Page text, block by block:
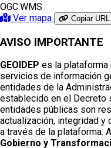
OGC:WMS
Ver mapa
Copiar
AVISO IMPORTANTE
GEOIDEP es la plataforma
servicios de información
entidades de la
establecido en el Decreto
entidades públicas son
actualización, integridad y
a través de la plataforma.
Gobierno y